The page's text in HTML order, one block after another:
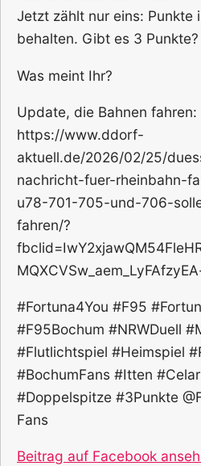
Jetzt zählt nur eins: Punkte
behalten. Gibt es 3 Punkte?
Was meint Ihr?
Update, die Bahnen fahren:
https://www.ddorf-
aktuell.de/2026/02/25/
nachricht-fuer-rheinbahn-
u78-701-705-und-706-
fahren/?
#Fortuna4You #F95
#F95Bochum #NRWDuell
#Flutlichtspiel #Heimspiel
#BochumFans #Itten
#Doppelspitze #3Punkte
Fans
Beitrag auf Facebook